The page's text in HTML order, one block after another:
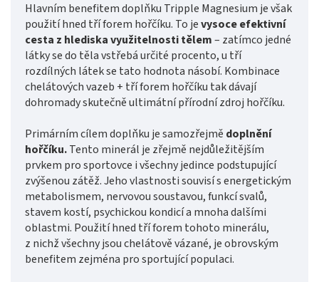
Hlavním benefitem doplňku Tripple Magnesium je však
použití hned tří forem hořčíku. To jevysoce efektivní
cesta z hlediska využitelnosti tělem– zatímco jedné
látky se do těla vstřebá určité procento, u tří
rozdílných látek se tato hodnota násobí. Kombinace
chelátových vazeb + tří forem hořčíku tak dávají
dohromady skutečně ultimátní přírodní zdroj hořčíku.
Primárním cílem doplňku je samozřejmě doplnění
hořčíku.Tento minerál je zřejmě nejdůležitějším
prvkem pro sportovce i všechny jedince podstupující
zvýšenou zátěž. Jeho vlastnosti souvisí s energetickým
metabolismem, nervovou soustavou, funkcí svalů,
stavem kostí, psychickou kondicí a mnoha dalšími
oblastmi. Použití hned tří forem tohoto minerálu,
z nichž všechny jsou chelátově vázané, je obrovským
benefitem zejména pro sportující populaci.